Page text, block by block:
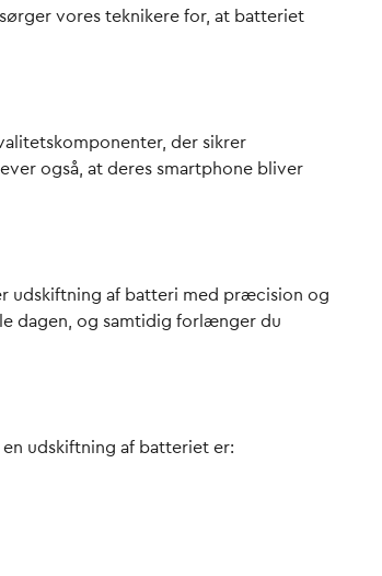
vores teknikere for, at batteriet
der sikrer
også, at deres smartphone bliver
udskiftning af batteri med præcision og
dagen, og samtidig forlænger du
udskiftning af batteriet er: